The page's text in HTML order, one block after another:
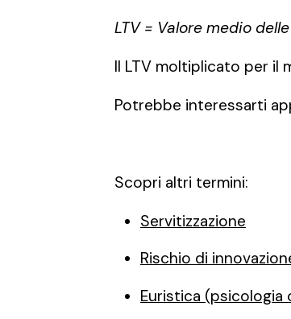
LTV = Valore medio
Il LTV moltiplicato per il
Potrebbe interessarti
Scopri altri termini:
Servitizzazione
Rischio di
Euristica (psicologia